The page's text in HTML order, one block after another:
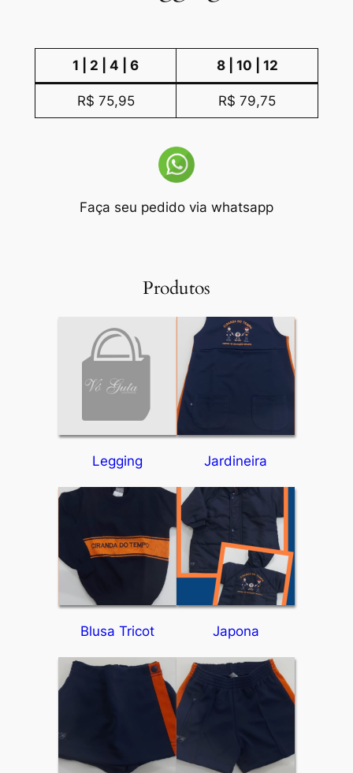
1 | 2 | 4 | 6 8 | 10 | 12
R$ 75,95 R$ 79,75
Faça seu pedido via whatsapp
Produtos
Legging Jardineira
Blusa Tricot Japona